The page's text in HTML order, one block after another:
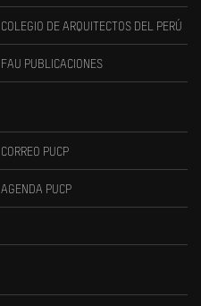
COLEGIO DE ARQUITECTOS DEL PERÚ
FAU PUBLICACIONES
CORREO PUCP
AGENDA PUCP